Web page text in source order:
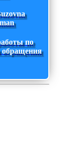
по
обращения